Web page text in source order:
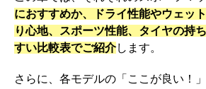
におすすめか、ドライ性能やウェッ
り心地、スポーツ性能、タイヤの持
すい比較表でご紹介します。
さらに、各モデルの「ここが良い！